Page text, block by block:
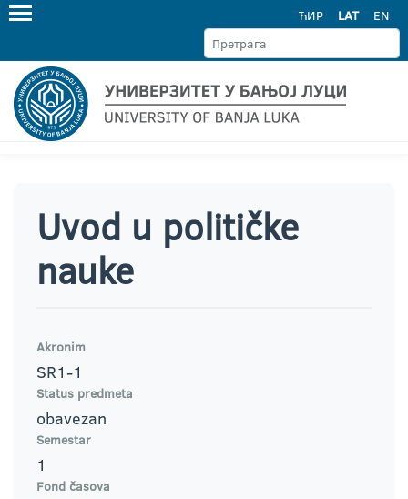
ЋИР LAT EN
Uvod u političke
nauke
Akronim
SR1-1
Status predmeta
obavezan
Semestar
1
Fond časova